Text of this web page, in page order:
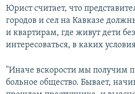
Юрист считает, что
городов и сел на Кавказе
и квартирам, где живут дети
интересоваться, в каких
"Иначе вскорости мы получим
больное общество. Бывает,